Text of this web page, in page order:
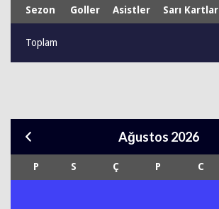
Sezon Goller Asistler Sarı Kartlar
Toplam
Ağustos 2026
P S Ç P C